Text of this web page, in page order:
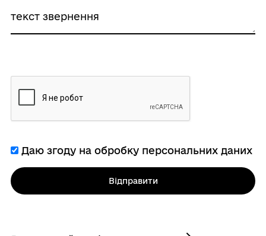
текст звернення
Даю згоду на обробку персональних даних
Відправити